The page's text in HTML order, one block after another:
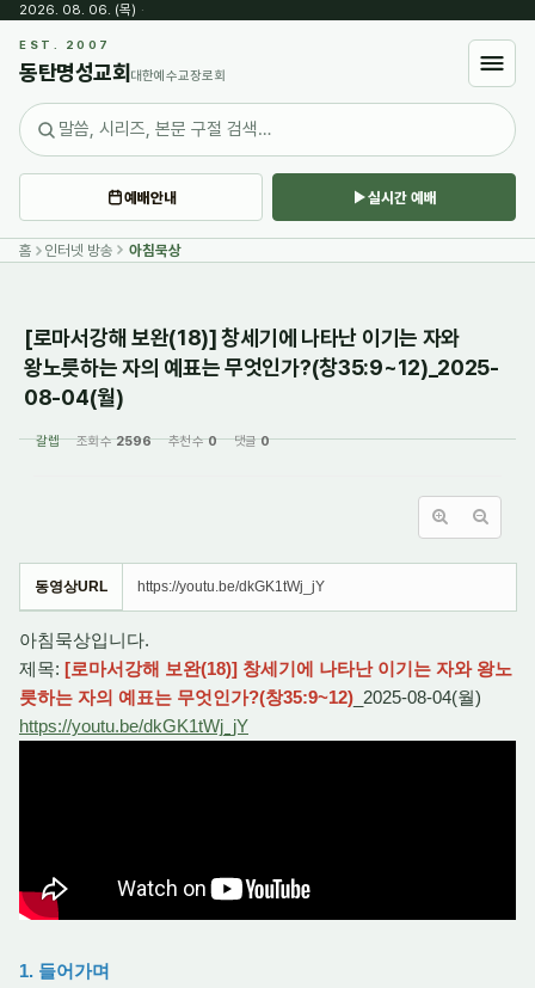
2026. 08. 06. (목) ·
EST. 2007
동탄명성교회 대한예수교장로회
예배안내 실시간 예배
홈 인터넷 방송 아침묵상
[로마서강해 보완(18)] 창세기에 나타난 이기는 자와
왕노릇하는 자의 예표는 무엇인가?(창35:9~12)_2025-
08-04(월)
갈렙 조회 수2596 추천 수0 댓글0
동영상URL https://youtu.be/dkGK1tWj_jY
아침묵상입니다.
제목: [로마서강해 보완(18)] 창세기에 나타난 이기는 자와 왕노
릇하는 자의 예표는 무엇인가?(창35:9~12) _2025-08-04(월)
https://youtu.be/dkGK1tWj_jY
1. 들어가며
Sketchbook5, 스케치북5
Sketchbook5, 스케치북5